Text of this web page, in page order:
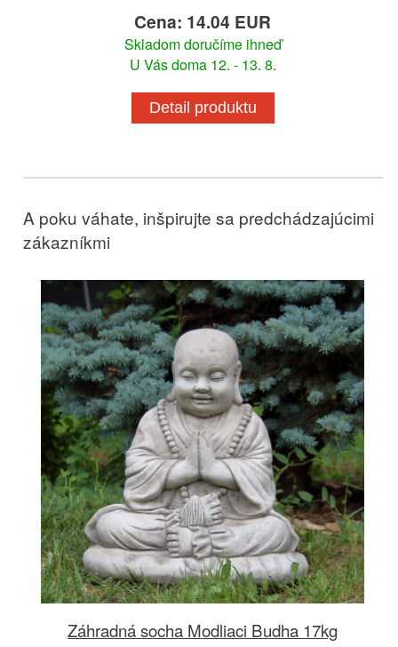
Cena: 14.04 EUR
Skladom doručíme ihneď
U Vás doma 12. - 13. 8.
Detail produktu
A poku váhate, inšpirujte sa predchádzajúcimi
zákazníkmi
Záhradná socha Modliaci Budha 17kg